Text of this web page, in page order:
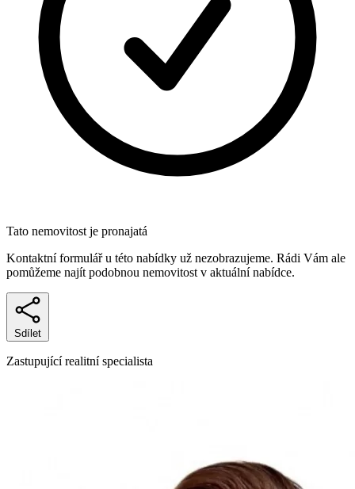
Tato nemovitost je pronajatá
Kontaktní formulář u této nabídky už nezobrazujeme. Rádi Vám ale
pomůžeme najít podobnou nemovitost v aktuální nabídce.
Sdílet
Zastupující realitní specialista